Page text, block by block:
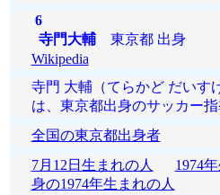
6
寺門大輔東京都 出身
Wikipedia
寺門 大輔（てらかど だいす
は、東京都出身のサッカー指
全国の東京都出身者
7月12日生まれの人
1974
身の1974年生まれの人